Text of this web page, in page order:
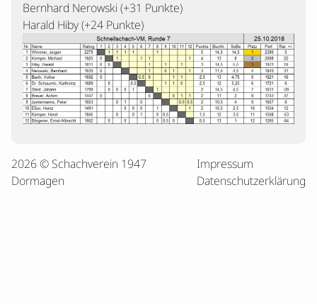
Bernhard Nerowski (+31 Punkte)
Harald Hiby (+24 Punkte)
2026 © Schachverein 1947
Dormagen
Impressum
Datenschutzerklärung